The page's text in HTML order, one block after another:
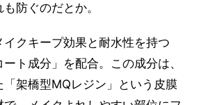
防ぐのだとか。
クキープ効果と耐水性を持つ
ート成分」を配合。この成分は、
「架橋型MQレジン」という皮膜